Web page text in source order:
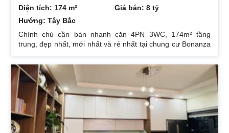
Diện tích: 174 m²
Giá bán: 8 tỷ
Hướng: Tây Bắc
Chính chủ cần bán nhanh căn 4PN 3WC, 174m² tầng
trung, đẹp nhất, mới nhất và rẻ nhất tại chung cư Bonanza
nên cần bán lại để đầu tư cái khác, cụ thể như sau:
Hướng: TB, ban công Đông Nam. Thiết kế: 4 ngủ 3WC DT:
174m². Nội thất đẹp thiết kế sang trọng trẻ trung. Phòng
khách, bếp, thiết bị vệ sinh tất cả đều mới và sử dụng tốt.
Nhà đã có sổ pháp